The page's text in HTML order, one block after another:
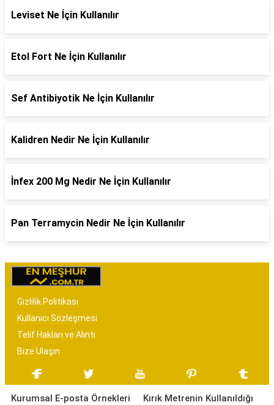
Leviset Ne İçin Kullanılır
Etol Fort Ne İçin Kullanılır
Sef Antibiyotik Ne İçin Kullanılır
Kalidren Nedir Ne İçin Kullanılır
İnfex 200 Mg Nedir Ne İçin Kullanılır
Pan Terramycin Nedir Ne İçin Kullanılır
Gizlilik Politikası
Kullanıcı Sözleşmesi
Telif Hakları ve Alıntı
Bize Ulaşın
Kurumsal E-posta Örnekleri
Kırık Metrenin Kullanıldığı